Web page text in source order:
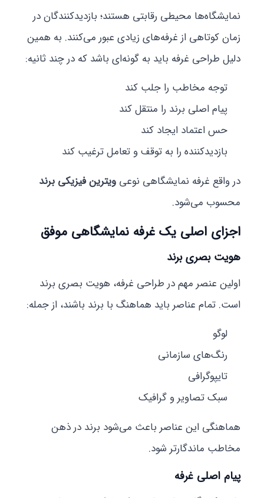
نمایشگاه‌ها محیطی رقابتی هستند؛ بازدیدکنندگان در
زمان کوتاهی از غرفه‌های زیادی عبور می‌کنند. به همین
دلیل طراحی غرفه باید به گونه‌ای باشد که در چند ثانیه:
توجه مخاطب را جلب کند
پیام اصلی برند را منتقل کند
حس اعتماد ایجاد کند
بازدیدکننده را به توقف و تعامل ترغیب کند
در واقع غرفه نمایشگاهی نوعی ویترین فیزیکی برند
محسوب می‌شود.
اجزای اصلی یک غرفه نمایشگاهی موفق
هویت بصری برند
اولین عنصر مهم در طراحی غرفه، هویت بصری برند
است. تمام عناصر باید هماهنگ با برند باشند، از جمله:
لوگو
رنگ‌های سازمانی
تایپوگرافی
سبک تصاویر و گرافیک
هماهنگی این عناصر باعث می‌شود برند در ذهن
مخاطب ماندگارتر شود.
پیام اصلی غرفه